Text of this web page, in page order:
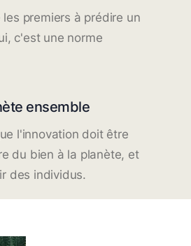
premiers à prédire un
c'est une norme
ensemble
l'innovation doit être
du bien à la planète, et
des individus.